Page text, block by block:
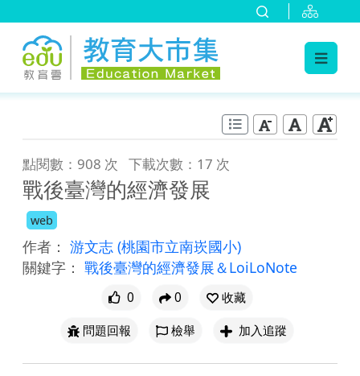
點閱數：908 次 下載次數：17 次
戰後臺灣的經濟發展
web
作者： 游文志 (桃園市立南崁國小)
關鍵字： 戰後臺灣的經濟發展＆LoiLoNote
0 0
收藏
問題回報
檢舉 加入追蹤